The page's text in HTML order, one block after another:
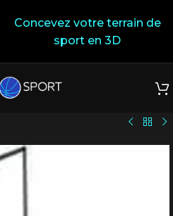
Concevez votre terrain de
sport en 3D